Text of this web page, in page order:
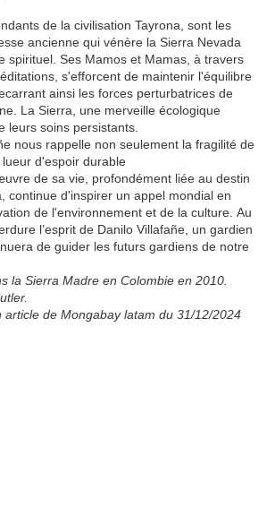
de la civilisation Tayrona, sont les
ancienne qui vénère la Sierra Nevada
spirituel. Ses Mamos et Mamas, à travers
s'efforcent de maintenir l'équilibre
ainsi les forces perturbatrices de
La Sierra, une merveille écologique
leurs soins persistants.
nous rappelle non seulement la fragilité de
d'espoir durable
de sa vie, profondément liée au destin
continue d'inspirer un appel mondial en
de l'environnement et de la culture. Au
l’esprit de Danilo Villafañe, un gardien
de guider les futurs gardiens de notre
la Sierra Madre en Colombie en 2010.
article de Mongabay latam du 31/12/2024